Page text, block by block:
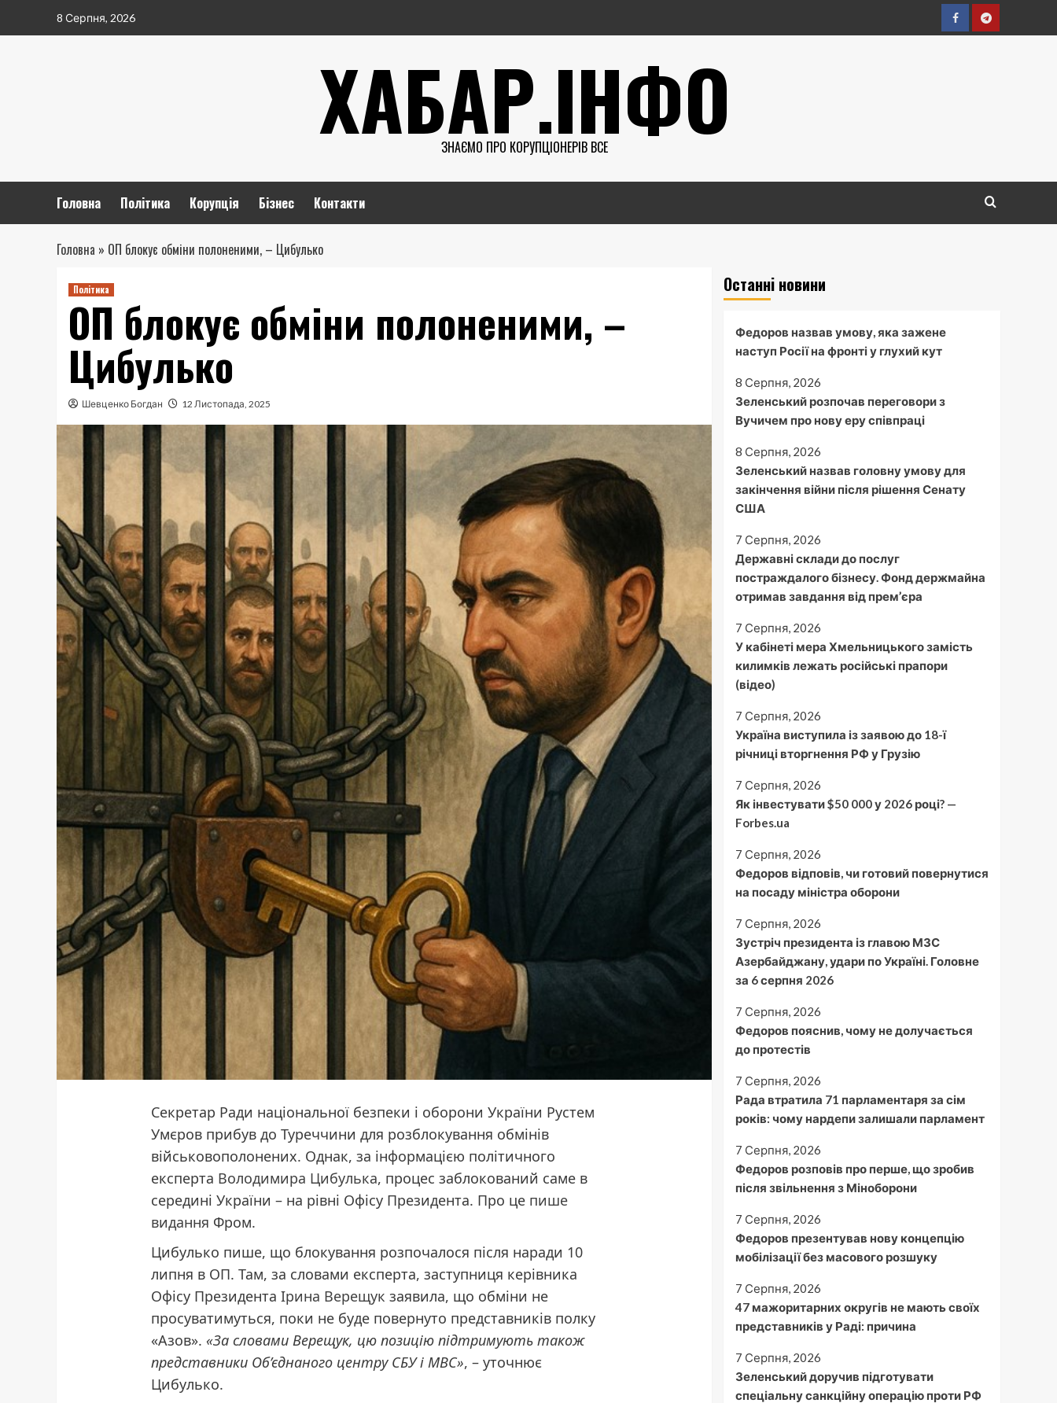
8 Серпня, 2026
FacebookTelegram
ХАБАР.ІНФО
ЗНАЄМО ПРО КОРУПЦІОНЕРІВ ВСЕ
Головна Політика Корупція Бізнес Контакти
Головна » ОП блокує обміни полоненими, – Цибулько
Політика
ОП блокує обміни полоненими, –
Цибулько
Шевценко Богдан 12 Листопада, 2025
Секретар Ради національної безпеки і оборони України Рустем
Умєров прибув до Туреччини для розблокування обмінів
військовополонених. Однак, за інформацією політичного
експерта Володимира Цибулька, процес заблокований саме в
середині України – на рівні Офісу Президента. Про це пише
видання Фром.
Цибулько пише, що блокування розпочалося після наради 10
липня в ОП. Там, за словами експерта, заступниця керівника
Офісу ПрезидентаІрина Верещук заявила, що обміни не
просуватимуться, поки не буде повернуто представників полку
«Азов». «За словами Верещук, цю позицію підтримують також
представники Об’єднаного центру СБУ і МВС», – уточнює
Цибулько.
Останні новини
Федоров назвав умову, яка зажене
наступ Росії на фронті у глухий кут
8 Серпня, 2026
Зеленський розпочав переговори з
Вучичем про нову еру співпраці
8 Серпня, 2026
Зеленський назвав головну умову для
закінчення війни після рішення Сенату
США
7 Серпня, 2026
Державні склади до послуг
постраждалого бізнесу. Фонд держмайна
отримав завдання від прем’єра
7 Серпня, 2026
У кабінеті мера Хмельницького замість
килимків лежать російські прапори
(відео)
7 Серпня, 2026
Україна виступила із заявою до 18-ї
річниці вторгнення РФ у Грузію
7 Серпня, 2026
Як інвестувати $50 000 у 2026 році? —
Forbes.ua
7 Серпня, 2026
Федоров відповів, чи готовий повернутися
на посаду міністра оборони
7 Серпня, 2026
Зустріч президента із главою МЗС
Азербайджану, удари по Україні. Головне
за 6 серпня 2026
7 Серпня, 2026
Федоров пояснив, чому не долучається
до протестів
7 Серпня, 2026
Рада втратила 71 парламентаря за сім
років: чому нардепи залишали парламент
7 Серпня, 2026
Федоров розповів про перше, що зробив
після звільнення з Міноборони
7 Серпня, 2026
Федоров презентував нову концепцію
мобілізації без масового розшуку
7 Серпня, 2026
47 мажоритарних округів не мають своїх
представників у Раді: причина
7 Серпня, 2026
Зеленський доручив підготувати
спеціальну санкційну операцію проти РФ